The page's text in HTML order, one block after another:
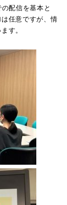
配信を基本と
任意ですが、情
す。